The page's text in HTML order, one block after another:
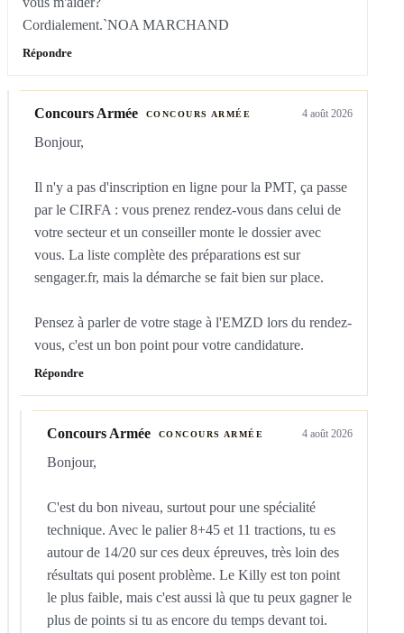
Cordialement.`NOA MARCHAND
Répondre
Concours Armée CONCOURS ARMÉE 4 août 2026
Bonjour,
Il n'y a pas d'inscription en ligne pour la PMT, ça passe
par le CIRFA : vous prenez rendez-vous dans celui de
votre secteur et un conseiller monte le dossier avec
vous. La liste complète des préparations est sur
sengager.fr, mais la démarche se fait bien sur place.
Pensez à parler de votre stage à l'EMZD lors du rendez-
vous, c'est un bon point pour votre candidature.
Répondre
Concours Armée CONCOURS ARMÉE 4 août 2026
Bonjour,
C'est du bon niveau, surtout pour une spécialité
technique. Avec le palier 8+45 et 11 tractions, tu es
autour de 14/20 sur ces deux épreuves, très loin des
résultats qui posent problème. Le Killy est ton point
le plus faible, mais c'est aussi là que tu peux gagner le
plus de points si tu as encore du temps devant toi.